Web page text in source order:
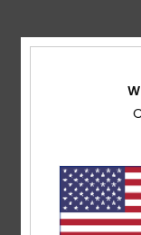
Ik raad dit